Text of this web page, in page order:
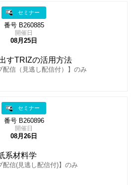
セミナー
番号 B260885
開催日
08月25日
すTRIZの活用方法
配信（見逃し配信付）】のみ
セミナー
番号 B260896
開催日
08月26日
系材料学
配信(見逃し配信付)】のみ